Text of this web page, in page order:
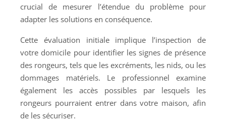
crucial de mesurer l’étendue du problème pour
adapter les solutions en conséquence.
Cette évaluation initiale implique l’inspection de
votre domicile pour identifier les signes de présence
des rongeurs, tels que les excréments, les nids, ou les
dommages matériels. Le professionnel examine
également les accès possibles par lesquels les
rongeurs pourraient entrer dans votre maison, afin
de les sécuriser.